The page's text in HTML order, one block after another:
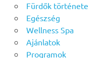
Fürdők története
Egészség
Wellness Spa
Ajánlatok
Programok